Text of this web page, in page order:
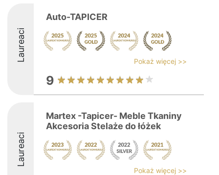
Laureaci
Auto-TAPICER
Pokaż więcej >>
9
Laureaci
Martex -Tapicer- Meble Tkaniny
Akcesoria Stelaże do łóżek
Pokaż więcej >>